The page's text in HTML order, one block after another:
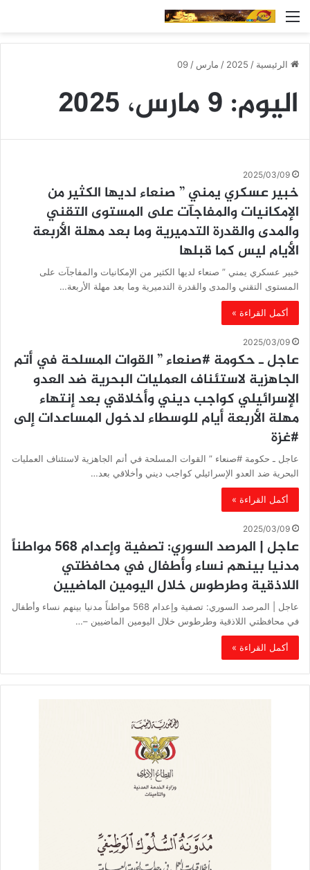
القائمة
الرئيسية /
2025
/ مارس /
09
اليوم: 9 مارس، 2025
2025/03/09
خبير عسكري يمني ” صنعاء لديها الكثير من
الإمكانيات والمفاجآت على المستوى التقني
والمدى والقدرة التدميرية وما بعد مهلة الأربعة
الأيام ليس كما قبلها
خبير عسكري يمني ” صنعاء لديها الكثير من الإمكانيات والمفاجآت على
المستوى التقني والمدى والقدرة التدميرية وما بعد مهلة الأربعة…
أكمل القراءة »
2025/03/09
عاجل ـ حكومة #صنعاء ” القوات المسلحة في أتم
الجاهزية لاستئناف العمليات البحرية ضد العدو
الإسرائيلي كواجب ديني وأخلاقي بعد إنتهاء
مهلة الأربعة أيام للوسطاء لدخول المساعدات إلى
#غزة
عاجل ـ حكومة #صنعاء ” القوات المسلحة في أتم الجاهزية لاستئناف العمليات
البحرية ضد العدو الإسرائيلي كواجب ديني وأخلاقي بعد…
أكمل القراءة »
2025/03/09
عاجل | المرصد السوري: تصفية وإعدام 568 مواطناً
مدنيا بينهم نساء وأطفال في محافظتي
اللاذقية وطرطوس خلال اليومين الماضيين
عاجل | المرصد السوري: تصفية وإعدام 568 مواطناً مدنيا بينهم نساء وأطفال
في محافظتي اللاذقية وطرطوس خلال اليومين الماضيين –…
أكمل القراءة »